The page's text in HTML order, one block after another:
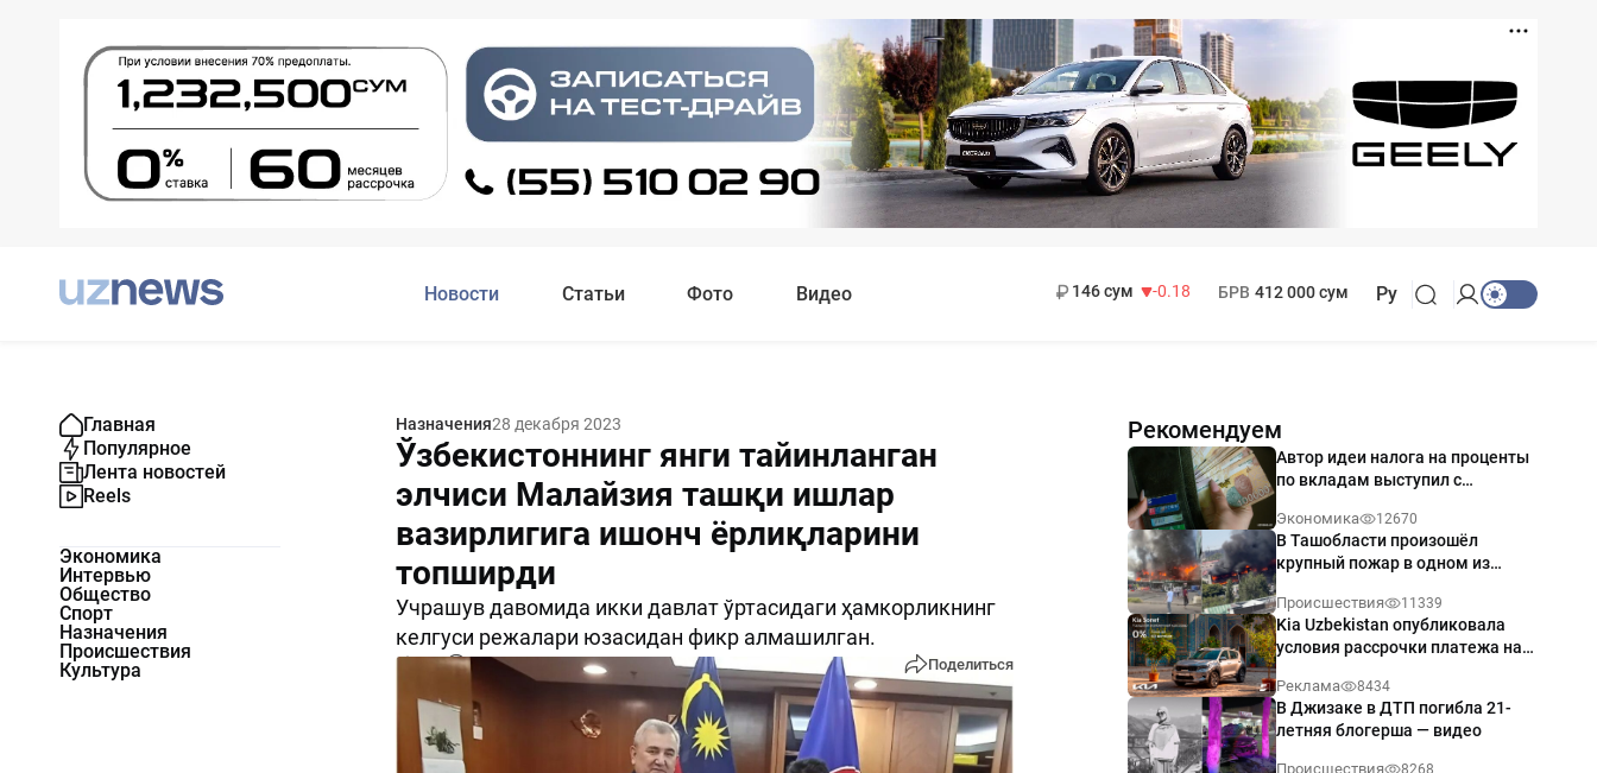
Новости Статьи Фото Видео
146 сум
-0.18
БРВ 412 000 сум Ру
Главная
Популярное
Лента новостей
Reels
Экономика
Интервью
Общество
Спорт
Назначения
Происшествия
Культура
Назначения28 декабря 2023
Ўзбекистоннинг янги тайинланган
элчиси Малайзия ташқи ишлар
вазирлигига ишонч ёрлиқларини
топширди
Учрашув давомида икки давлат ўртасидаги ҳамкорликнинг
келгуси режалари юзасидан фикр алмашилган.
708 0 Поделиться
Рекомендуем
Автор идеи налога на проценты
по вкладам выступил с
Экономика 12670
В Ташобласти произошёл
крупный пожар в одном из
Происшествия 11339
Kia Uzbekistan опубликовала
условия рассрочки платежа на
годовых
Реклама 8434
В Джизаке в ДТП погибла 21-
летняя блогерша — видео
Происшествия